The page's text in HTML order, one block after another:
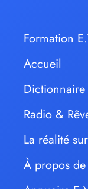
Formation
Accueil
Dictionnaire
Radio &
La réalité
À propos de